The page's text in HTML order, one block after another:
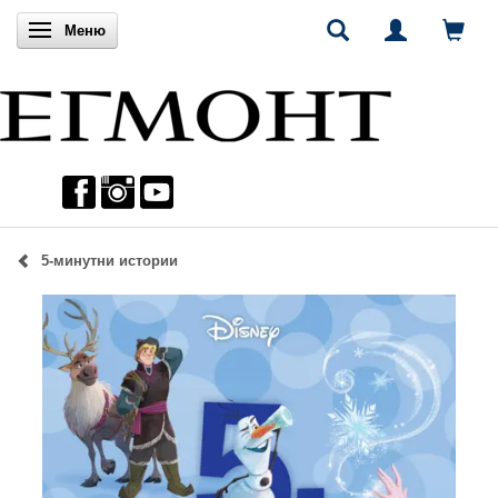
Включи навигацията
Меню
5-минутни истории